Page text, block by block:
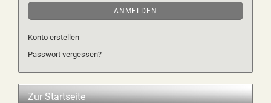
ANMELDEN
Konto erstellen
Passwort vergessen?
Zur Startseite